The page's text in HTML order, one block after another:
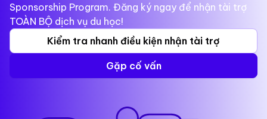
Sponsorship Program. Đăng ký ngay để nhận tài trợ
TOÀN BỘ dịch vụ du học!
Kiểm tra nhanh điều kiện nhận tài trợ
Gặp cố vấn